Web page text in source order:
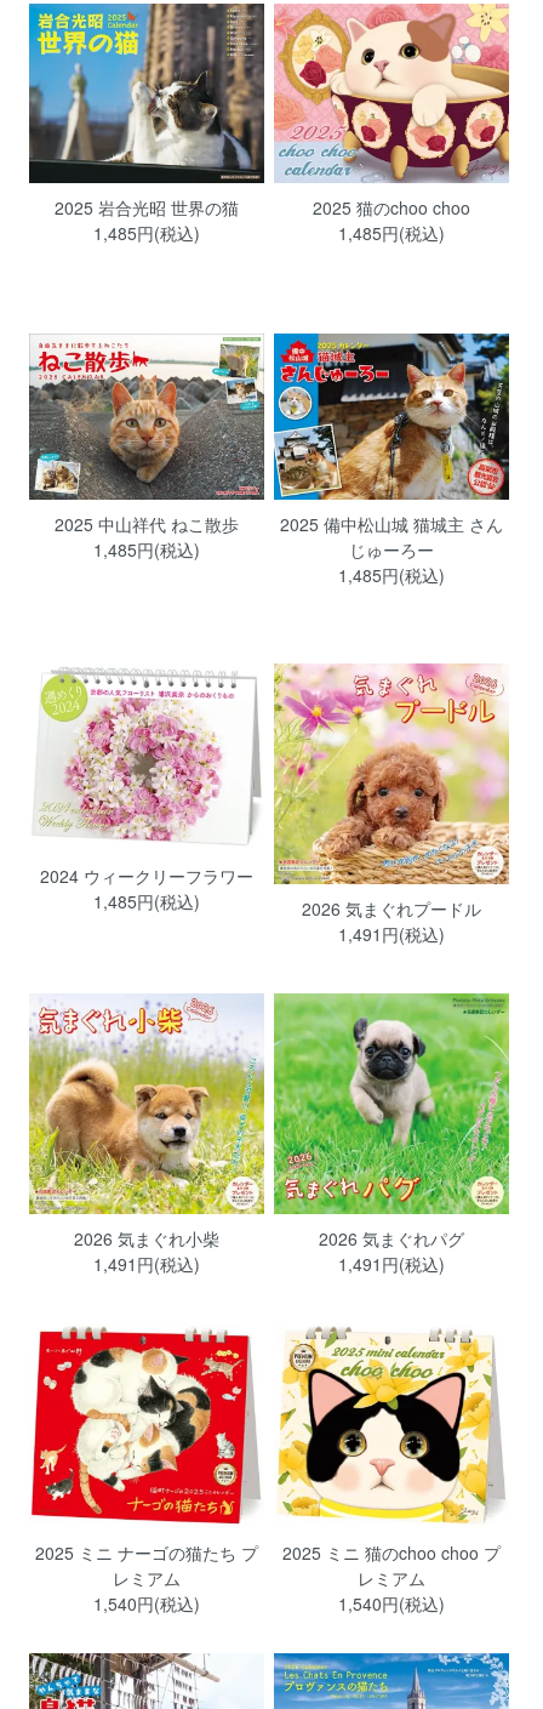
2025 岩合光昭 世界の猫
1,485円(税込)
2025 猫のchoo choo
1,485円(税込)
2025 中山祥代 ねこ散歩
1,485円(税込)
2025 備中松山城 猫城主 さん
じゅーろー
1,485円(税込)
2024 ウィークリーフラワー
1,485円(税込)
2026 気まぐれプードル
1,491円(税込)
2026 気まぐれ小柴
1,491円(税込)
2026 気まぐれパグ
1,491円(税込)
2025 ミニ ナーゴの猫たち プ
レミアム
1,540円(税込)
2025 ミニ 猫のchoo choo プ
レミアム
1,540円(税込)